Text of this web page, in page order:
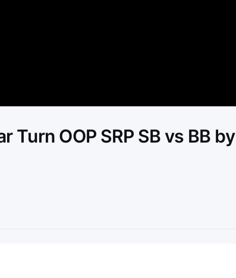
Turn OOP SRP SB vs BB by